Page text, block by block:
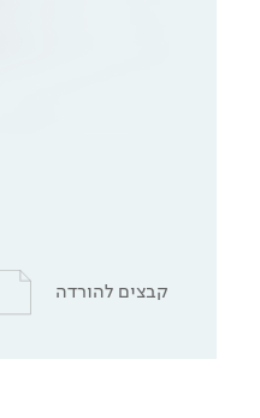
קבצים להורדה